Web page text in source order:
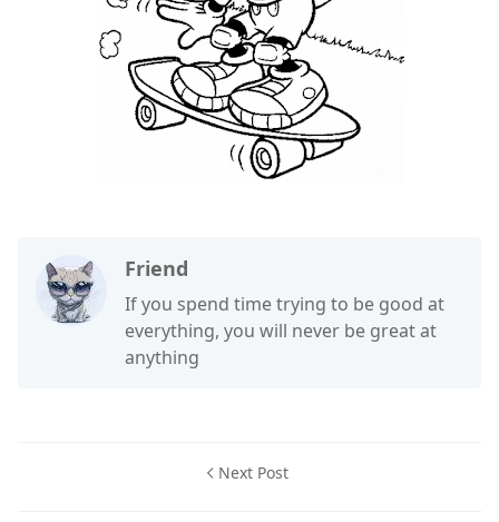
Friend
If you spend time trying to be good at
everything, you will never be great at
anything
Next Post